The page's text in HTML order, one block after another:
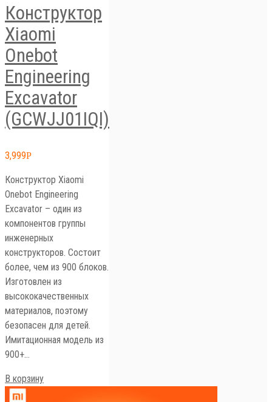
Конструктор
Xiaomi
Onebot
Engineering
Excavator
(GCWJJ01IQI)
3,999Р
Конструктор Xiaomi
Onebot Engineering
Excavator – один из
компонентов группы
инженерных
конструкторов. Состоит
более, чем из 900 блоков.
Изготовлен из
высококачественных
материалов, поэтому
безопасен для детей.
Имитационная модель из
900+…
В корзину